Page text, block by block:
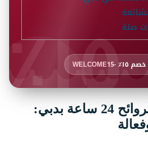
١٥٪صلة
١٥٪ · WELCOME15
شركة إزالة الروائح 24 ساعة بدبي: